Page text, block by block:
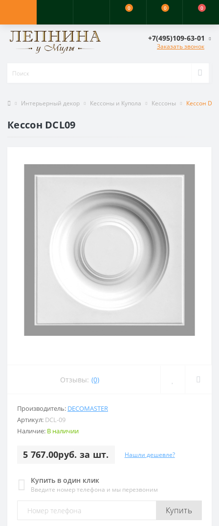
0 0 0
+7(495)109-63-01
Заказать звонок
Интерьерный декор Кессоны и Купола Кессоны Кессон
Кессон DCL09
Отзывы: (0)
Производитель: DECOMASTER
Артикул: DCL-09
Наличие: В наличии
5 767.00руб. за шт. Нашли дешевле?
Купить в один клик
Введите номер телефона и мы перезвоним
Купить